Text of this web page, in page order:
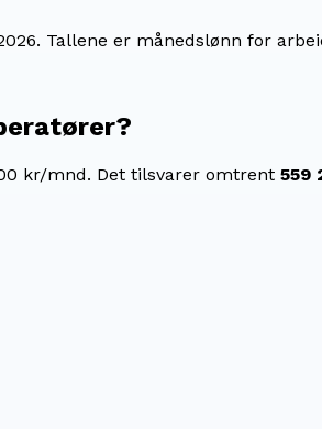
. Tallene er månedslønn for
?
kr/mnd. Det tilsvarer omtrent 559